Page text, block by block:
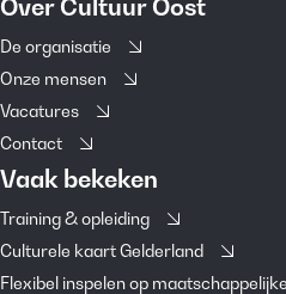
Over Cultuur Oost
De organisatie
Onze mensen
Vacatures
Contact
Vaak bekeken
Training & opleiding
Culturele kaart Gelderland
Flexibel inspelen op